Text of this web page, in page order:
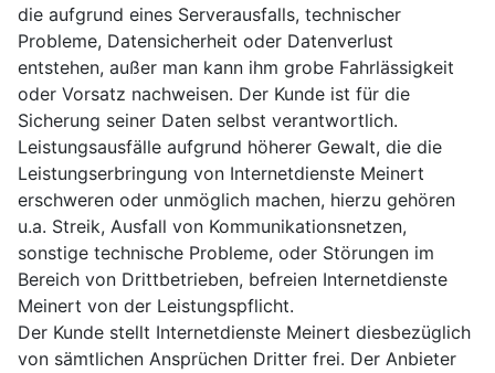
die aufgrund eines Serverausfalls, technischer
Probleme, Datensicherheit oder Datenverlust
entstehen, außer man kann ihm grobe Fahrlässigkeit
oder Vorsatz nachweisen. Der Kunde ist für die
Sicherung seiner Daten selbst verantwortlich.
Leistungsausfälle aufgrund höherer Gewalt, die die
Leistungserbringung von Internetdienste Meinert
erschweren oder unmöglich machen, hierzu gehören
u.a. Streik, Ausfall von Kommunikationsnetzen,
sonstige technische Probleme, oder Störungen im
Bereich von Drittbetrieben, befreien Internetdienste
Meinert von der Leistungspflicht.
Der Kunde stellt Internetdienste Meinert diesbezüglich
von sämtlichen Ansprüchen Dritter frei. Der Anbieter